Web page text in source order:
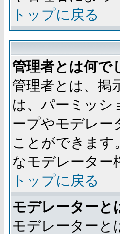
トップに戻る
管理者とは何で
管理者とは、掲
は、パーミッシ
ープやモデレー
ことができます
なモデレーター
トップに戻る
モデレーターと
モデレーターと